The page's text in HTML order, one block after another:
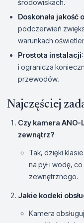
środowiskach.
Doskonała jakość
podczerwień
warunkach
Prostota instalacji
i ogranicza
przewodów.
Najczęściej
Czy kamera ANO-
zewnątrz?
Tak, dzięki
na pył i wodę,
zewnętrznego.
Jakie kodeki
Kamera